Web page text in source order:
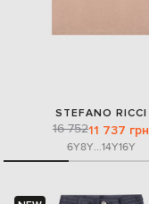
STEFANO RICCI
16 75211 737 грн
6Y8Y...14Y16Y